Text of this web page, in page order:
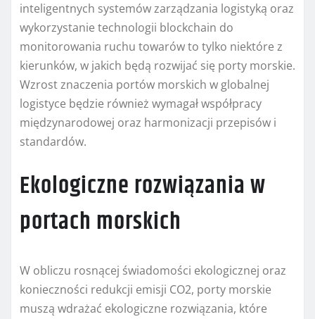
inteligentnych systemów zarządzania logistyką oraz
wykorzystanie technologii blockchain do
monitorowania ruchu towarów to tylko niektóre z
kierunków, w jakich będą rozwijać się porty morskie.
Wzrost znaczenia portów morskich w globalnej
logistyce będzie również wymagał współpracy
międzynarodowej oraz harmonizacji przepisów i
standardów.
Ekologiczne rozwiązania w
portach morskich
W obliczu rosnącej świadomości ekologicznej oraz
konieczności redukcji emisji CO2, porty morskie
muszą wdrażać ekologiczne rozwiązania, które